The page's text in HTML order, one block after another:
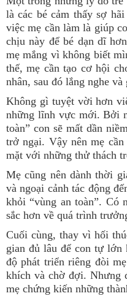
là các bé cảm thấy sợ
việc mẹ cần làm là giúp
chịu này để bé dạn dĩ
mẹ mắng vì không biết
thế, mẹ cần tạo cơ hội
nhân, sau đó lắng nghe và
Không gì tuyệt vời hơn
những lĩnh vực mới. Bởi
toàn” con sẽ mất dần
trở ngại. Vậy nên mẹ
mặt với những thử thách
Mẹ cũng nên dành thời
và ngoại cảnh tác động
khỏi “vùng an toàn”. Có
sắc hơn về quá trình
Cuối cùng, thay vì hối
gian đủ lâu để con tự
độ phát triển riêng đòi
khích và chờ đợi. Nhưng
mẹ chứng kiến những